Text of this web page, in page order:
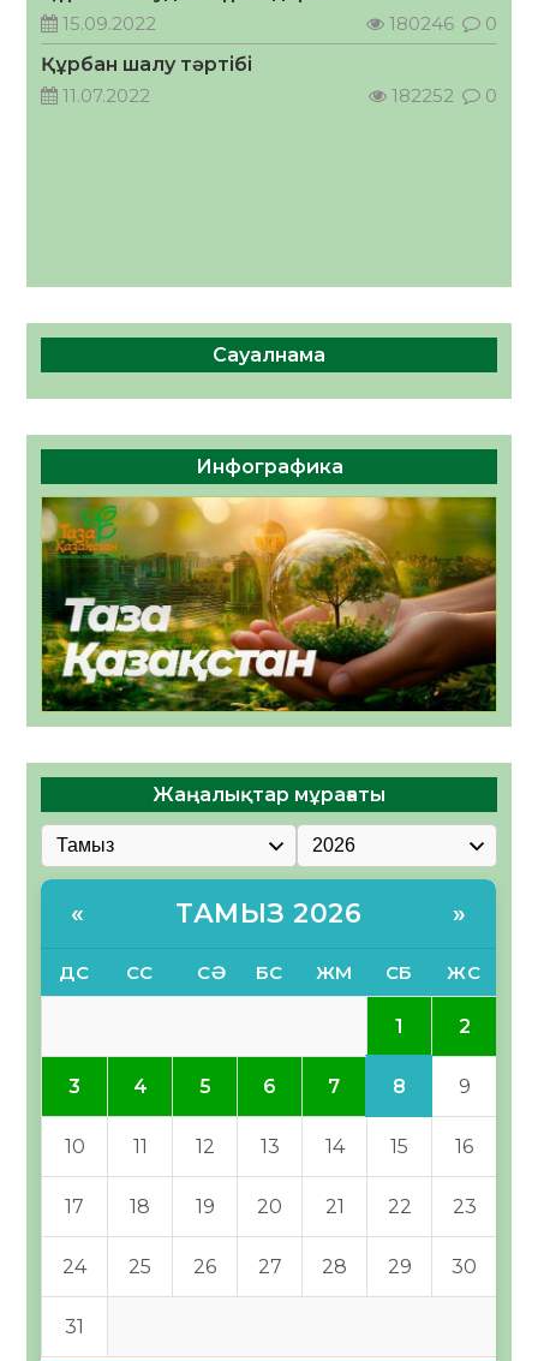
кеңесшісі болып тағайындалды
05.08.2026
50 0
15.09.2022
180246
0
Құрбан шалу тәртібі
11.07.2022
182252 0
Сауалнама
Инфографика
Жаңалықтар мұрағаты
« ТАМЫЗ 2026 »
ДС СС СӘ БС ЖМ СБ ЖС
1 2
3 4 5 6 7 8 9
10 11 12 13 14 15 16
17 18 19 20 21 22 23
24 25 26 27 28 29 30
31